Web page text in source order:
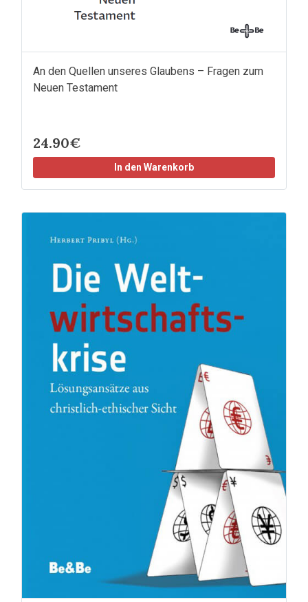
An den Quellen unseres Glaubens – Fragen zum
Neuen Testament
24.90€
In den Warenkorb